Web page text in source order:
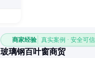
商家经验 真实案例 · 安全可信
玻璃钢百叶窗商贸